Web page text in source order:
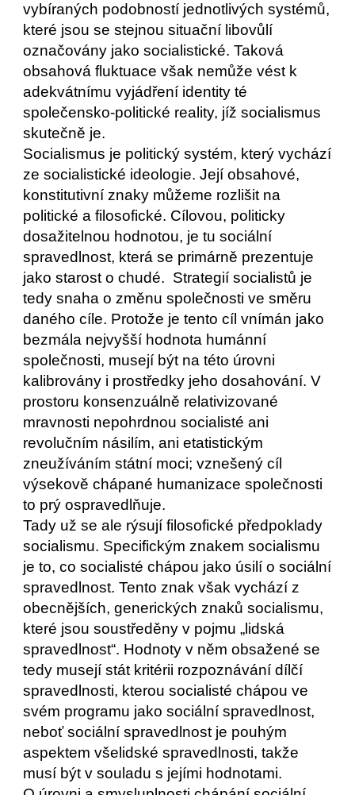
vybíraných podobností jednotlivých systémů,
které jsou se stejnou situační libovůlí
označovány jako socialistické. Taková
obsahová fluktuace však nemůže vést k
adekvátnímu vyjádření identity té
společensko-politické reality, jíž socialismus
skutečně je.
Socialismus je politický systém, který vychází
ze socialistické ideologie. Její obsahové,
konstitutivní znaky můžeme rozlišit na
politické a filosofické. Cílovou, politicky
dosažitelnou hodnotou, je tu sociální
spravedlnost, která se primárně prezentuje
jako starost o chudé.  Strategií socialistů je
tedy snaha o změnu společnosti ve směru
daného cíle. Protože je tento cíl vnímán jako
bezmála nejvyšší hodnota humánní
společnosti, musejí být na této úrovni
kalibrovány i prostředky jeho dosahování. V
prostoru konsenzuálně relativizované
mravnosti nepohrdnou socialisté ani
revolučním násilím, ani etatistickým
zneužíváním státní moci; vznešený cíl
výsekově chápané humanizace společnosti
to prý ospravedlňuje.
Tady už se ale rýsují filosofické předpoklady
socialismu. Specifickým znakem socialismu
je to, co socialisté chápou jako úsilí o sociální
spravedlnost. Tento znak však vychází z
obecnějších, generických znaků socialismu,
které jsou soustředěny v pojmu „lidská
spravedlnost“. Hodnoty v něm obsažené se
tedy musejí stát kritérii rozpoznávání dílčí
spravedlnosti, kterou socialisté chápou ve
svém programu jako sociální spravedlnost,
neboť sociální spravedlnost je pouhým
aspektem všelidské spravedlnosti, takže
musí být v souladu s jejími hodnotami.